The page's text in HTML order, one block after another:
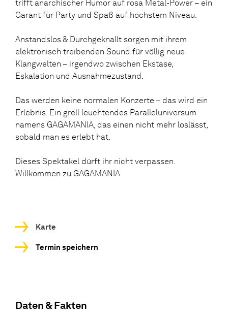
trifft anarchischer Humor auf rosa Metal-Power – ein
Garant für Party und Spaß auf höchstem Niveau.
Anstandslos & Durchgeknallt sorgen mit ihrem
elektronisch treibenden Sound für völlig neue
Klangwelten – irgendwo zwischen Ekstase,
Eskalation und Ausnahmezustand.
Das werden keine normalen Konzerte – das wird ein
Erlebnis. Ein grell leuchtendes Paralleluniversum
namens GAGAMANIA, das einen nicht mehr loslässt,
sobald man es erlebt hat.
Dieses Spektakel dürft ihr nicht verpassen.
Willkommen zu GAGAMANIA.
Karte
Termin speichern
Daten & Fakten